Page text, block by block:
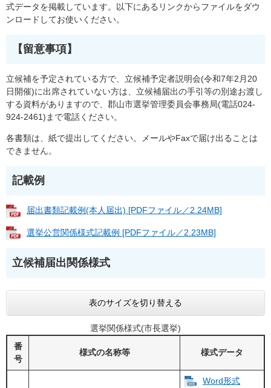
式データを掲載しています。以下にあるリンクからファイルをダウ
ンロードしてお使いください。
【留意事項】
立候補を予定されている方で、立候補予定者説明会(令和7年2月20
日開催)に出席されていない方は、立候補届出の手引等の別途お渡し
する資料がありますので、郡山市選挙管理委員会事務局(電話024-
924-2461)まで電話ください。
各書類は、紙で提出してください。メールやFaxで届け出ることは
できません。
記載例
届出書類記載例(本人届出) [PDFファイル／2.24MB]
選挙公営関係様式記載例 [PDFファイル／2.23MB]
立候補届出関係様式
表のサイズを切り替える
選挙関係様式(市長選挙)
番
号
様式の名称等 様式データ
Word形式